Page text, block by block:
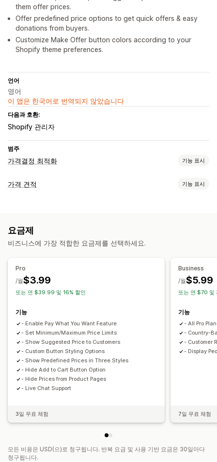
them offer prices.
Offer predefined price options to get quick offers & easy
donations from buyers.
Customize Make Offer button colors according to your
Shopify theme preferences.
언어
영어
이 앱은 한국어로 번역되지 않았습니다
다음과 호환:
Shopify 관리자
범주
가격결정 최적화 기능 표시
가격 관리
가격 견적 기능 표시
견적을 주문으로 전환
여러 통화
사용자 지정 디스플레이
요금제
비즈니스에 가장 적합한 요금제를 선택하세요.
Pro
$3.99
/월
또는 연 $39.99 및 16% 할인
기능
- Enable Pay What You Want Feature
- Set Minimum/Maximum Price Limits
- Show Suggested Price to Customers
- Custom Button Styling Options
- Show Predefined Prices in Three Styles
- Hide Add to Cart Button Option
- Hide Prices from Product Pages
- Live Chat Support
3일 무료 체험
Business
$5.99
/월
또는 연 $70 및
기능
- All Pro
- Country-
- Customer
- Display
7일 무료 체험
모든 비용은 USD(으)로 청구됩니다. 반복 요금 및 사용 기반 요금은 30일마다
청구됩니다.